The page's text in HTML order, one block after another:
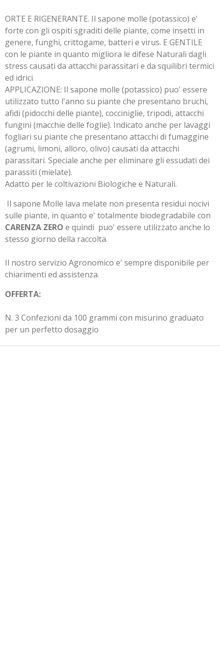
ORTE E RIGENERANTE. Il sapone molle (potassico) e'
forte con gli ospiti sgraditi delle piante, come insetti in
genere, funghi, crittogame, batteri e virus. E GENTILE
con le piante in quanto migliora le difese Naturali dagli
stress causati da attacchi parassitari e da squilibri termici
ed idrici.
APPLICAZIONE: Il sapone molle (potassico) puo' essere
utilizzato tutto l'anno su piante che presentano bruchi,
afidi (pidocchi delle piante), cocciniglie, tripodi, attacchi
fungini (macchie delle foglie). Indicato anche per lavaggi
fogliari su piante che presentano attacchi di fumaggine
(agrumi, limoni, alloro, olivo) causati da attacchi
parassitari. Speciale anche per eliminare gli essudati dei
parassiti (mielate).
Adatto per le coltivazioni Biologiche e Naturali.
Il sapone Molle lava melate non presenta residui nocivi
sulle piante, in quanto e' totalmente biodegradabile con
CARENZA ZERO e quindi puo' essere utilizzato anche lo
stesso giorno della raccolta.
Il nostro servizio Agronomico e' sempre disponibile per
chiarimenti ed assistenza.
OFFERTA:
N. 3 Confezioni da 100 grammi con misurino graduato
per un perfetto dosaggio